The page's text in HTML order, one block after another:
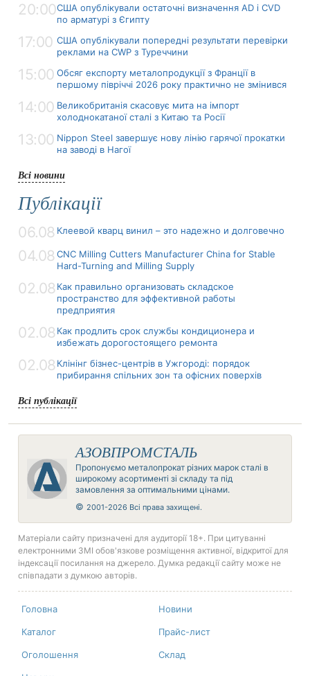
20:00США опублікували остаточні визначення AD і CVD
по арматурі з Єгипту
17:00 США опублікували попередні результати перевірки
реклами на CWP з Туреччини
15:00 Обсяг експорту металопродукції з Франції в
першому півріччі 2026 року практично не змінився
14:00 Великобританія скасовує мита на імпорт
холоднокатаної сталі з Китаю та Росії
13:00 Nippon Steel завершує нову лінію гарячої прокатки
на заводі в Нагої
Всі новини
Публікації
06.08 Клеевой кварц винил – это надежно и долговечно
04.08 CNC Milling Cutters Manufacturer China for Stable
Hard-Turning and Milling Supply
02.08 Как правильно организовать складское
пространство для эффективной работы
предприятия
02.08 Как продлить срок службы кондиционера и
избежать дорогостоящего ремонта
02.08 Клінінг бізнес-центрів в Ужгороді: порядок
прибирання спільних зон та офісних поверхів
Всі публікації
АЗОВПРОМСТАЛЬ
Пропонуємо металопрокат різних марок сталі в
широкому асортименті зі складу та під
замовлення за оптимальними цінами.
© 2001-2026 Всі права захищені.
Матеріали сайту призначені для аудиторії 18+. При цитуванні
електронними ЗМІ обов'язкове розміщення активної, відкритої для
індексації посилання на джерело. Думка редакції сайту може не
співпадати з думкою авторів.
Головна Новини
Каталог Прайс-лист
Оголошення Склад